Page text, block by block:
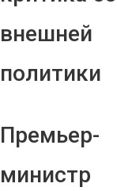
внешней
политики
Премьер-
министр